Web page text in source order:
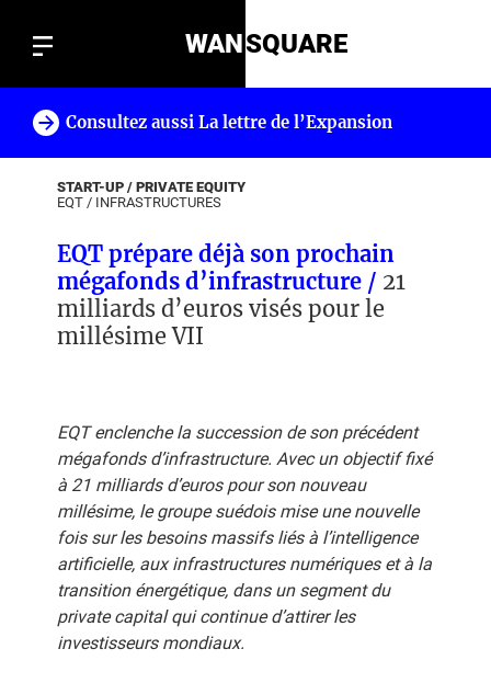
WANSQUARE
Consultez aussi La lettre de l’Expansion
START-UP / PRIVATE EQUITY
EQT / INFRASTRUCTURES
EQT prépare déjà son prochain
mégafonds d’infrastructure / 21
milliards d’euros visés pour le
millésime VII
EQT enclenche la succession de son précédent
mégafonds d’infrastructure. Avec un objectif fixé
à 21 milliards d’euros pour son nouveau
millésime, le groupe suédois mise une nouvelle
fois sur les besoins massifs liés à l’intelligence
artificielle, aux infrastructures numériques et à la
transition énergétique, dans un segment du
private capital qui continue d’attirer les
investisseurs mondiaux.